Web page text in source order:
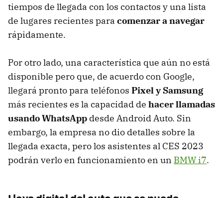
tiempos de llegada con los contactos y una lista
de lugares recientes para comenzar a navegar
rápidamente.
Por otro lado, una característica que aún no está
disponible pero que, de acuerdo con Google,
llegará pronto para teléfonos Pixel y Samsung
más recientes es la capacidad de hacer llamadas
usando WhatsApp desde Android Auto. Sin
embargo, la empresa no dio detalles sobre la
llegada exacta, pero los asistentes al CES 2023
podrán verlo en funcionamiento en un BMW i7.